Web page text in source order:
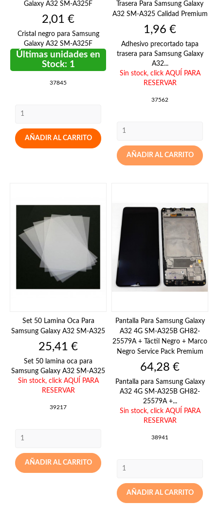
Galaxy A32 SM-A325F
Precio
2,01 €
Cristal negro para Samsung
Galaxy A32 SM-A325F
Últimas unidades en
Stock: 1
37845
AÑADIR AL CARRITO
Trasera Para Samsung Galaxy
A32 SM-A325 Calidad Premium
Precio
1,96 €
Adhesivo precortado tapa
trasera para Samsung Galaxy
A32...
Sin stock, click AQUÍ PARA
RESERVAR
37562
AÑADIR AL CARRITO
Set 50 Lamina Oca Para
Samsung Galaxy A32 SM-A325
Precio
25,41 €
Set 50 lamina oca para
Samsung Galaxy A32 SM-A325
Sin stock, click AQUÍ PARA
RESERVAR
39217
AÑADIR AL CARRITO
Pantalla Para Samsung Galaxy
A32 4G SM-A325B GH82-
25579A + Táctil Negro + Marco
Negro Service Pack Premium
Precio
64,28 €
Pantalla para Samsung Galaxy
A32 4G SM-A325B GH82-
25579A +...
Sin stock, click AQUÍ PARA
RESERVAR
38941
AÑADIR AL CARRITO